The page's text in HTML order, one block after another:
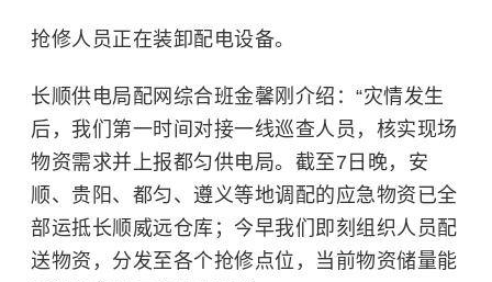
抢修人员正在装卸配电设备。
长顺供电局配网综合班金馨刚介绍：“灾情发生
后，我们第一时间对接一线巡查人员，核实现场
物资需求并上报都匀供电局。截至7日晚，安
顺、贵阳、都匀、遵义等地调配的应急物资已全
部运抵长顺威远仓库；今早我们即刻组织人员配
送物资，分发至各个抢修点位，当前物资储量能